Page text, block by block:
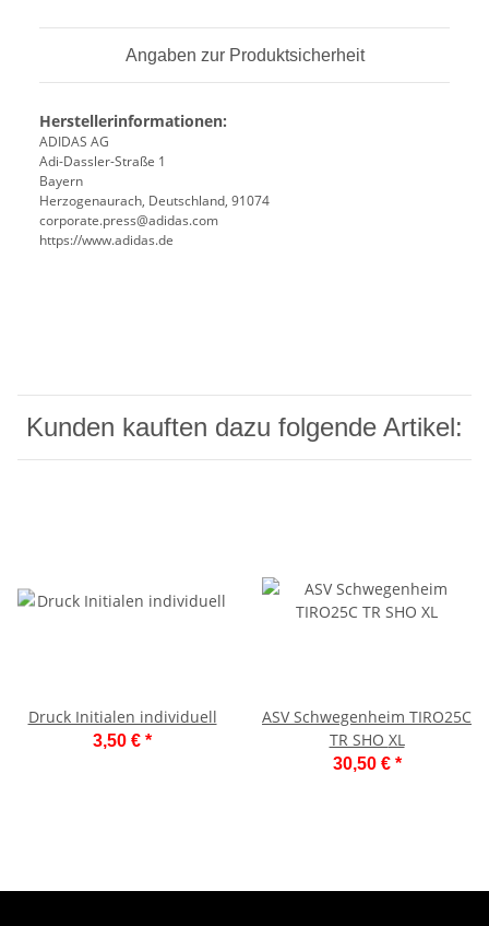
Angaben zur Produktsicherheit
Herstellerinformationen:
ADIDAS AG
Adi-Dassler-Straße 1
Bayern
Herzogenaurach, Deutschland, 91074
corporate.press@adidas.com
https://www.adidas.de
Kunden kauften dazu folgende Artikel:
Druck Initialen individuell
3,50 € *
ASV Schwegenheim TIRO25C
TR SHO XL
30,50 € *